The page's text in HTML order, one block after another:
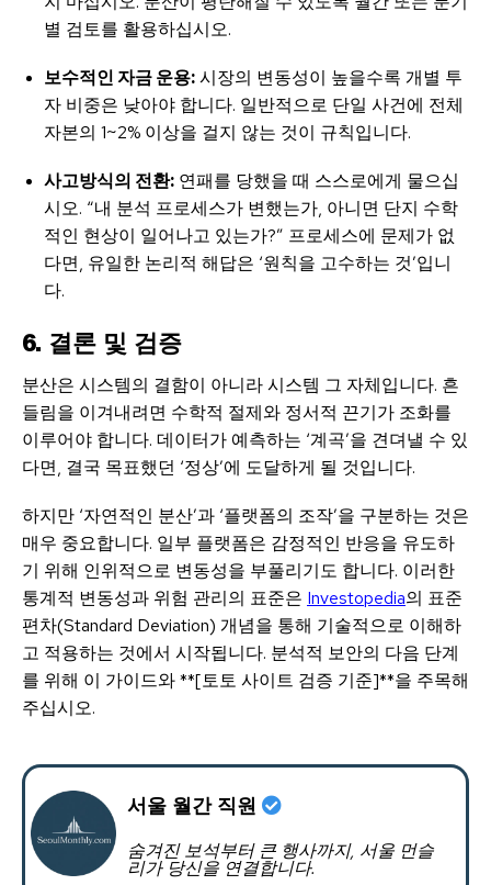
별 검토를 활용하십시오.
보수적인 자금 운용:시장의 변동성이 높을수록 개별 투
자 비중은 낮아야 합니다. 일반적으로 단일 사건에 전체
자본의 1~2% 이상을 걸지 않는 것이 규칙입니다.
사고방식의 전환: 연패를 당했을 때 스스로에게 물으십
시오. “내 분석 프로세스가 변했는가, 아니면 단지 수학
적인 현상이 일어나고 있는가?” 프로세스에 문제가 없
다면, 유일한 논리적 해답은 ‘원칙을 고수하는 것’입니
다.
6. 결론 및 검증
분산은 시스템의 결함이 아니라 시스템 그 자체입니다. 흔
들림을 이겨내려면 수학적 절제와 정서적 끈기가 조화를
이루어야 합니다. 데이터가 예측하는 ‘계곡’을 견뎌낼 수 있
다면, 결국 목표했던 ‘정상’에 도달하게 될 것입니다.
하지만 ‘자연적인 분산’과 ‘플랫폼의 조작’을 구분하는 것은
매우 중요합니다. 일부 플랫폼은 감정적인 반응을 유도하
기 위해 인위적으로 변동성을 부풀리기도 합니다. 이러한
통계적 변동성과 위험 관리의 표준은 Investopedia의 표준
편차(Standard Deviation) 개념을 통해 기술적으로 이해하
고 적용하는 것에서 시작됩니다. 분석적 보안의 다음 단계
를 위해 이 가이드와 **[토토 사이트 검증 기준]**을 주목해
주십시오.
서울 월간 직원
숨겨진 보석부터 큰 행사까지, 서울 먼슬
리가 당신을 연결합니다.